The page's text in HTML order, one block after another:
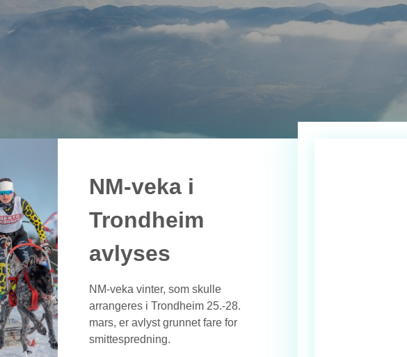
NM-veka i
Trondheim
avlyses
NM-veka vinter, som skulle
arrangeres i Trondheim 25.-28.
mars, er avlyst grunnet fare for
smittespredning.